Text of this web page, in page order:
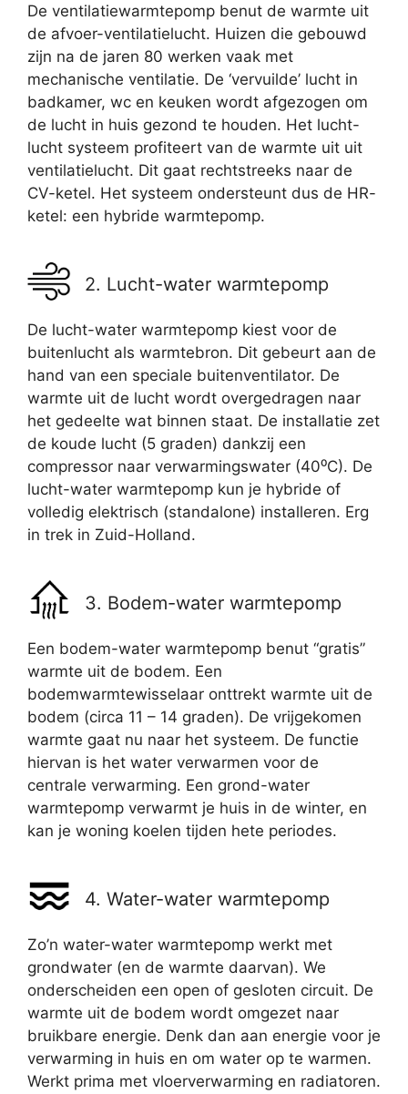
De ventilatiewarmtepomp benut de warmte uit
de afvoer-ventilatielucht. Huizen die gebouwd
zijn na de jaren 80 werken vaak met
mechanische ventilatie. De ‘vervuilde’ lucht in
badkamer, wc en keuken wordt afgezogen om
de lucht in huis gezond te houden. Het lucht-
lucht systeem profiteert van de warmte uit uit
ventilatielucht. Dit gaat rechtstreeks naar de
CV-ketel. Het systeem ondersteunt dus de HR-
ketel: een hybride warmtepomp.
2. Lucht-water warmtepomp
De lucht-water warmtepomp kiest voor de
buitenlucht als warmtebron. Dit gebeurt aan de
hand van een speciale buitenventilator. De
warmte uit de lucht wordt overgedragen naar
het gedeelte wat binnen staat. De installatie zet
de koude lucht (5 graden) dankzij een
compressor naar verwarmingswater (40⁰C). De
lucht-water warmtepomp kun je hybride of
volledig elektrisch (standalone) installeren. Erg
in trek in Zuid-Holland.
3. Bodem-water warmtepomp
Een bodem-water warmtepomp benut “gratis”
warmte uit de bodem. Een
bodemwarmtewisselaar onttrekt warmte uit de
bodem (circa 11 – 14 graden). De vrijgekomen
warmte gaat nu naar het systeem. De functie
hiervan is het water verwarmen voor de
centrale verwarming. Een grond-water
warmtepomp verwarmt je huis in de winter, en
kan je woning koelen tijden hete periodes.
4. Water-water warmtepomp
Zo’n water-water warmtepomp werkt met
grondwater (en de warmte daarvan). We
onderscheiden een open of gesloten circuit. De
warmte uit de bodem wordt omgezet naar
bruikbare energie. Denk dan aan energie voor je
verwarming in huis en om water op te warmen.
Werkt prima met vloerverwarming en radiatoren.